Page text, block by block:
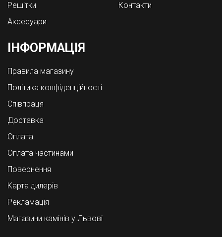
Решітки
Аксесуари
Контакти
ІНФОРМАЦІЯ
Правила магазину
Політика конфіденційності
Співпраця
Доставка
Оплата
Оплата частинами
Повернення
Карта дилерів
Рекламація
Магазини камінів у Львові